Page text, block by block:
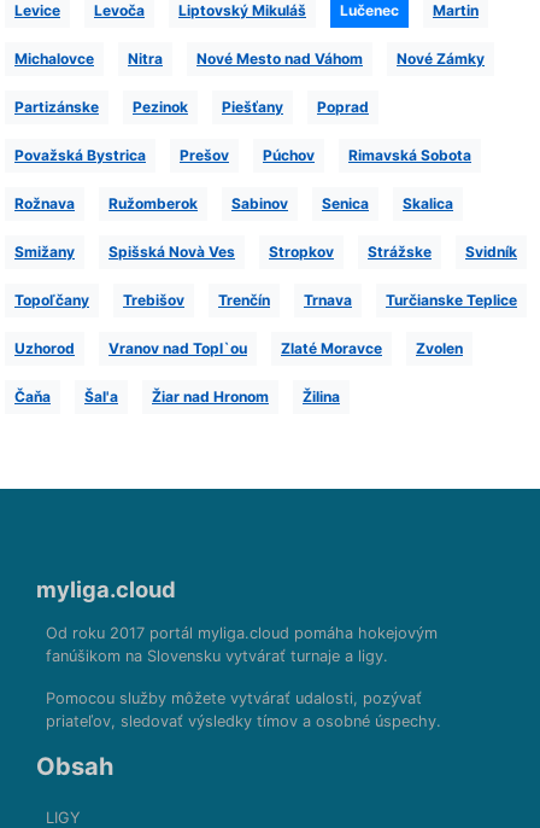
Levice Levoča Liptovský Mikuláš Lučenec Martin
Michalovce Nitra Nové Mesto nad Váhom Nové Zámky
Partizánske Pezinok Piešťany Poprad
Považská Bystrica Prešov Púchov Rimavská Sobota
Rožnava Ružomberok Sabinov Senica Skalica
Smižany Spišská Novà Ves Stropkov Strážske Svidník
Topoľčany Trebišov Trenčín Trnava Turčianske Teplice
Uzhorod Vranov nad Topl`ou Zlaté Moravce Zvolen
Čaňa Šal'a Žiar nad Hronom Žilina
myliga.cloud
Od roku 2017 portál myliga.cloud pomáha hokejovým
fanúšikom na Slovensku vytvárať turnaje a ligy.
Pomocou služby môžete vytvárať udalosti, pozývať
priateľov, sledovať výsledky tímov a osobné úspechy.
Obsah
LIGY